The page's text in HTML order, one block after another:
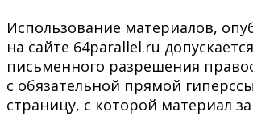
Использование материалов,
на сайте 64parallel.ru
письменного разрешения
с обязательной прямой
страницу, с которой материал